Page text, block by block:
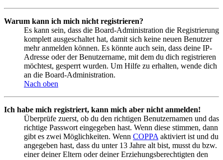
Warum kann ich mich nicht registrieren?
Es kann sein, dass die Board-Administration die Registrierung
komplett ausgeschaltet hat, damit sich keine neuen Benutzer
mehr anmelden können. Es könnte auch sein, dass deine IP-
Adresse oder der Benutzername, mit dem du dich registrieren
möchtest, gesperrt wurden. Um Hilfe zu erhalten, wende dich
an die Board-Administration.
Nach oben
Ich habe mich registriert, kann mich aber nicht anmelden!
Überprüfe zuerst, ob du den richtigen Benutzernamen und das
richtige Passwort eingegeben hast. Wenn diese stimmen, dann
gibt es zwei Möglichkeiten. Wenn COPPA aktiviert ist und du
angegeben hast, dass du unter 13 Jahre alt bist, musst du bzw.
einer deiner Eltern oder deiner Erziehungsberechtigten den